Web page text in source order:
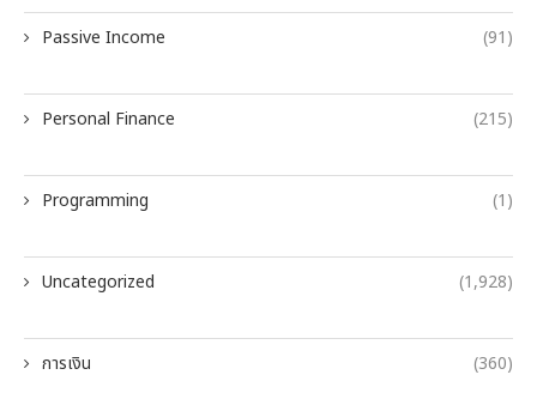
Passive Income (91)
Personal Finance (215)
Programming (1)
Uncategorized (1,928)
การเงิน (360)